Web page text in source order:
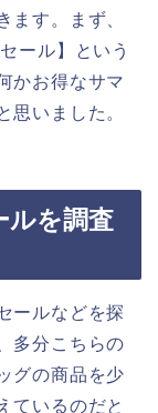
ます。まず、
ール】という
かお得なサマ
思いました。
ルを調査
ールなどを探
多分こちらの
グの商品を少
ているのだと